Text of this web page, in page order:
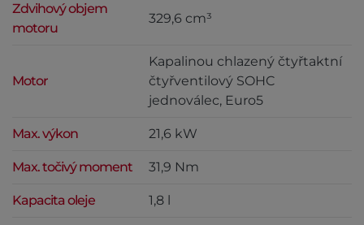
Zdvihový objem
motoru
329,6 cm³
Motor
Kapalinou chlazený čtyřtaktní
čtyřventilový SOHC
jednoválec, Euro5
Max. výkon 21,6 kW
Max. točivý moment 31,9 Nm
Kapacita oleje 1,8 l